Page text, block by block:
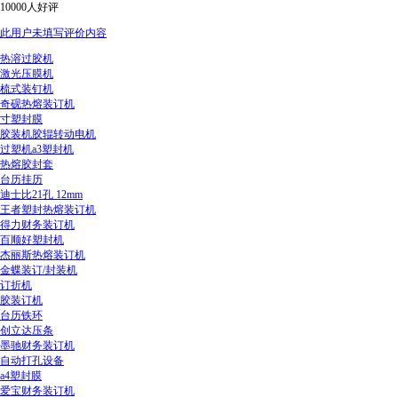
10000人好评
此用户未填写评价内容
热溶过胶机
激光压膜机
梳式装钉机
奇砚热熔装订机
寸塑封膜
胶装机胶辊转动电机
过塑机a3塑封机
热熔胶封套
台历挂历
迪士比21孔 12mm
王者塑封热熔装订机
得力财务装订机
百顺好塑封机
杰丽斯热熔装订机
金蝶装订/封装机
订折机
胶装订机
台历铁环
创立达压条
墨驰财务装订机
自动打孔设备
a4塑封膜
爱宝财务装订机